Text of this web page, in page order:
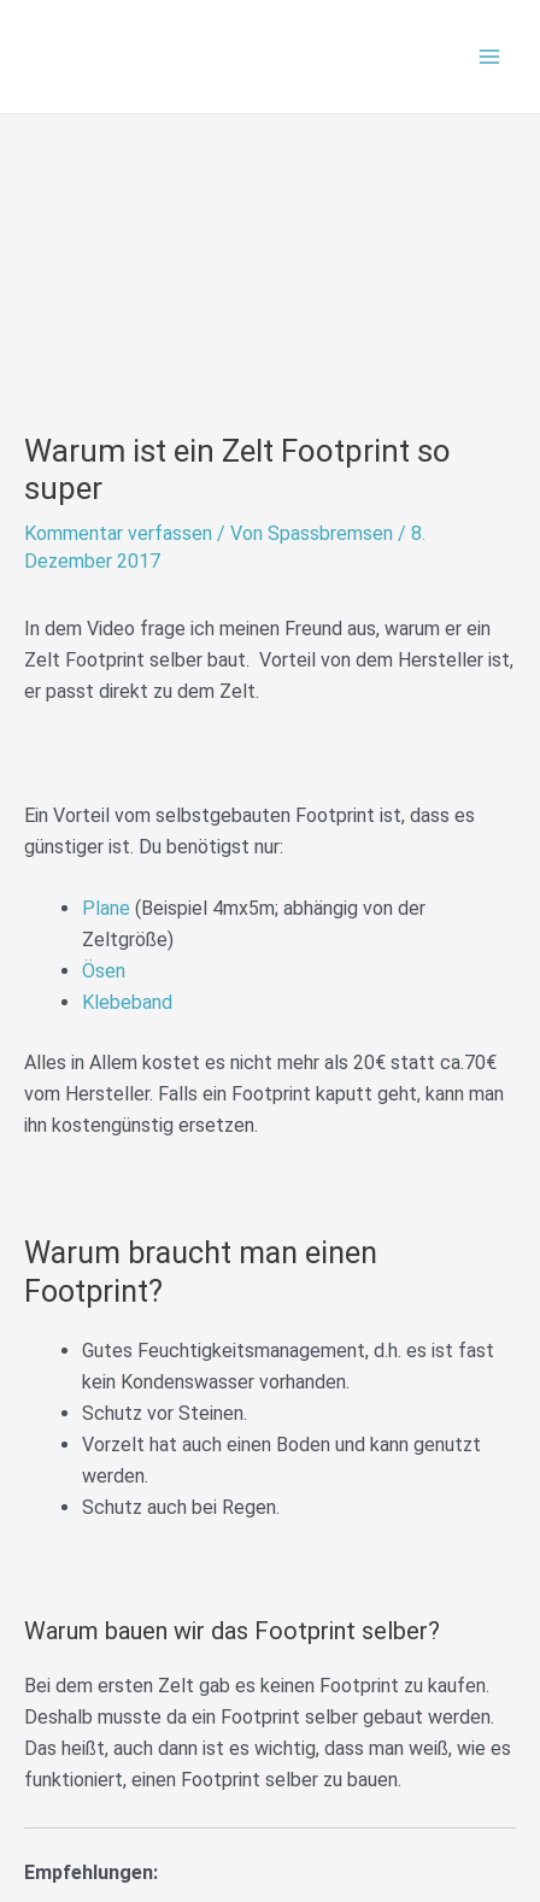
Warum ist ein Zelt Footprint so
super
Kommentar verfassen / Von Spassbremsen / 8.
Dezember 2017
In dem Video frage ich meinen Freund aus, warum er ein
Zelt Footprint selber baut. Vorteil von dem Hersteller ist,
er passt direkt zu dem Zelt.
Ein Vorteil vom selbstgebauten Footprint ist, dass es
günstiger ist. Du benötigst nur:
Plane (Beispiel 4mx5m; abhängig von der
Zeltgröße)
Ösen
Klebeband
Alles in Allem kostet es nicht mehr als 20€ statt ca.70€
vom Hersteller. Falls ein Footprint kaputt geht, kann man
ihn kostengünstig ersetzen.
Warum braucht man einen
Footprint?
Gutes Feuchtigkeitsmanagement, d.h. es ist fast
kein Kondenswasser vorhanden.
Schutz vor Steinen.
Vorzelt hat auch einen Boden und kann genutzt
werden.
Schutz auch bei Regen.
Warum bauen wir das Footprint selber?
Bei dem ersten Zelt gab es keinen Footprint zu kaufen.
Deshalb musste da ein Footprint selber gebaut werden.
Das heißt, auch dann ist es wichtig, dass man weiß, wie es
funktioniert, einen Footprint selber zu bauen.
Empfehlungen: